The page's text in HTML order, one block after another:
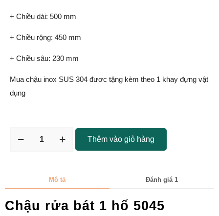
+ Chiều dài: 500 mm
+ Chiều rộng: 450 mm
+ Chiều sâu: 230 mm
Mua chậu inox SUS 304 đươc tặng kèm theo 1 khay đựng vật
dụng
Thêm vào giỏ hàng
Mô tả Đánh giá 1
Chậu rửa bát 1 hố 5045